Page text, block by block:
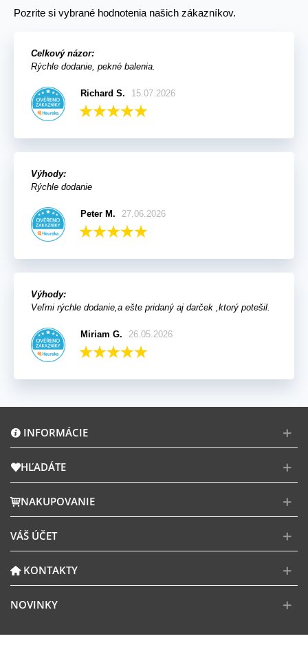
Pozrite si vybrané hodnotenia našich zákazníkov.
Celkový názor:
Rýchle dodanie, pekné balenia.
Richard S. 15.07.2026
Výhody:
Rýchle dodanie
Peter M. 27.06.2026
Výhody:
Veľmi rýchle dodanie,a ešte pridaný aj darček ,ktorý potešil.
Miriam G. 26.05.2026
INFORMÁCIE
HĽADÁTE
NAKUPOVANIE
VÁŠ ÚČET
KONTAKTY
NOVINKY